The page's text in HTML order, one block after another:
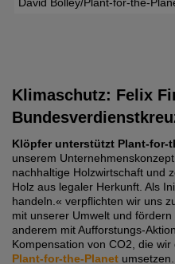
Klimaschutz: Felix
Klöpfer unterstützt Plant-for-
unserem
nachhaltige Holzwirtschaft und
Holz aus legaler Herkunft. Als
handeln.« verpflichten wir uns
mit unserer Umwelt und
anderem mit Aufforstungs-
Kompensation von CO2, die
Plant-for-the-Planet umsetzen.